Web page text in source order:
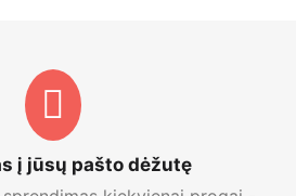
į jūsų pašto dėžutę